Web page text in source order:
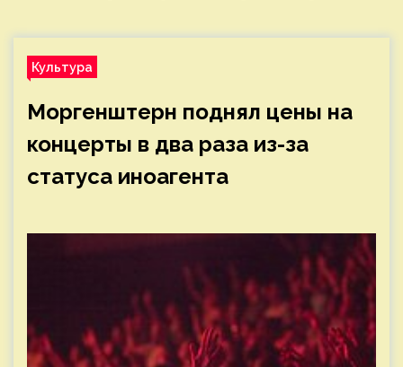
Культура
Моргенштерн поднял цены на
концерты в два раза из-за
статуса иноагента